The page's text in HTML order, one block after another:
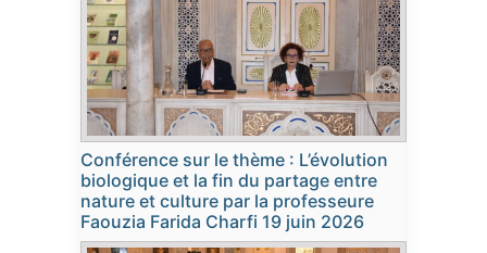
Conférence sur le thème : L’évolution
biologique et la fin du partage entre
nature et culture par la professeure
Faouzia Farida Charfi 19 juin 2026